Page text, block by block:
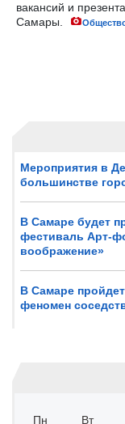
Мероприятия в
большинстве
В Самаре будет
фестиваль Арт-
воображение»
В Самаре
феномен
Пн
Вт
вакансий и
Самары.